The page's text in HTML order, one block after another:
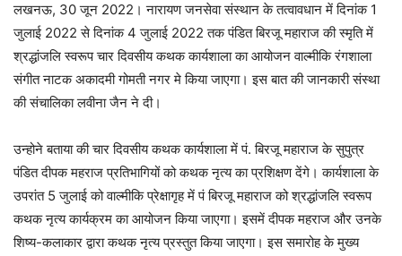
लखनऊ, 30 जून 2022। नारायण जनसेवा संस्थान के तत्वावधान में दिनांक 1
जुलाई 2022 से दिनांक 4 जुलाई 2022 तक पंडित बिरजू महाराज की स्मृति में
श्रद्धांजलि स्वरूप चार दिवसीय कथक कार्यशाला का आयोजन वाल्मीकि रंगशाला
संगीत नाटक अकादमी गोमती नगर मे किया जाएगा। इस बात की जानकारी संस्था
की संचालिका लवीना जैन ने दी।
उन्होने बताया की चार दिवसीय कथक कार्यशाला में पं. बिरजू महाराज के सुपुत्र
पंडित दीपक महराज प्रतिभागियों को कथक नृत्य का प्रशिक्षण देंगे। कार्यशाला के
उपरांत 5 जुलाई को वाल्मीकि प्रेक्षागृह में पं बिरजू महाराज को श्रद्धांजलि स्वरूप
कथक नृत्य कार्यक्रम का आयोजन किया जाएगा। इसमें दीपक महराज और उनके
शिष्य-कलाकार द्वारा कथक नृत्य प्रस्तुत किया जाएगा। इस समारोह के मुख्य